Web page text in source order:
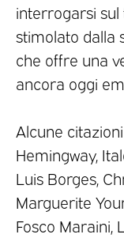
interrogarsi
stimolato dalla
che offre una
ancora oggi
Alcune
Hemingway,
Luis Borges,
Marguerite
Fosco Maraini,